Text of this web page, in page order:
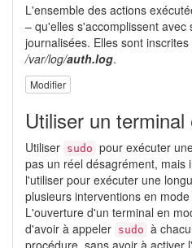
L'ensemble des actions
– qu'elles s'accomplissent avec
journalisées. Elles sont
/var/log/auth.log.
Modifier
Utiliser un
Utiliser sudo pour exécuter
pas un réel désagrément, mais
l'utiliser pour exécuter une
plusieurs interventions en
L'ouverture d'un terminal en
d'avoir à appeler sudo à